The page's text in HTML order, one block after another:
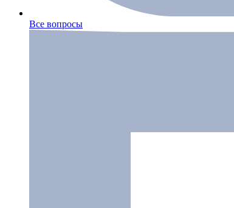
Все вопросы